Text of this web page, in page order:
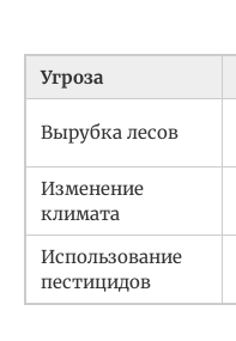
Угроза
Вырубка лесов
Изменение
климата
Использование
пестицидов